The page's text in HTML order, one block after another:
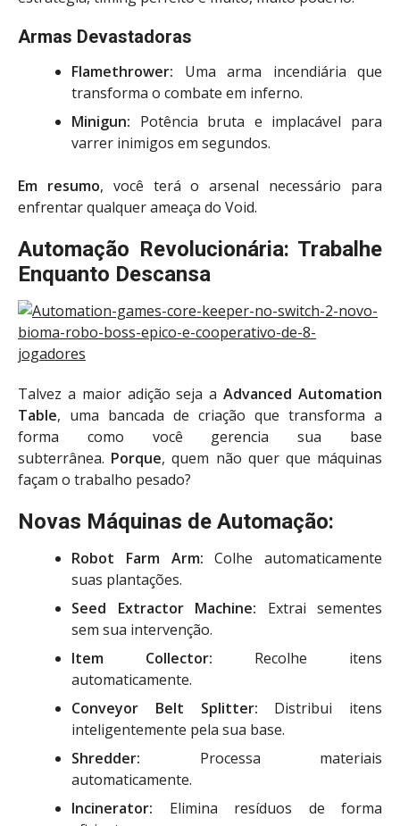
Armas Devastadoras
Flamethrower: Uma arma incendiária que
transforma o combate em inferno.
Minigun: Potência bruta e implacável para
varrer inimigos em segundos.
Em resumo, você terá o arsenal necessário para
enfrentar qualquer ameaça do Void.
Automação Revolucionária: Trabalhe
Enquanto Descansa
Talvez a maior adição seja aAdvanced Automation
Table, uma bancada de criação que transforma a
forma como você gerencia sua base
subterrânea. Porque, quem não quer que máquinas
façam o trabalho pesado?
Novas Máquinas de Automação:
Robot Farm Arm: Colhe automaticamente
suas plantações.
Seed Extractor Machine: Extrai sementes
sem sua intervenção.
Item Collector: Recolhe itens
automaticamente.
Conveyor Belt Splitter: Distribui itens
inteligentemente pela sua base.
Shredder: Processa materiais
automaticamente.
Incinerator: Elimina resíduos de forma